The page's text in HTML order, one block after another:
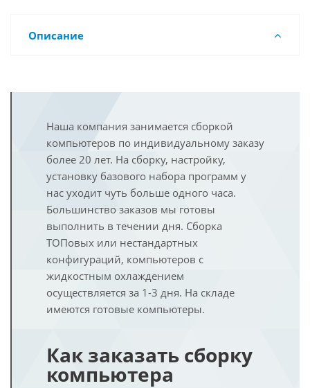
Описание
Наша компания занимается сборкой
компьютеров по индивидуальному заказу
более 20 лет. На сборку, настройку,
установку базового набора программ у
нас уходит чуть больше одного часа.
Большинство заказов мы готовы
выполнить в течении дня. Сборка
ТОПовых или нестандартных
конфигураций, компьютеров с
жидкостным охлаждением
осуществляется за 1-3 дня. На складе
имеются готовые компьютеры.
Как заказать сборку
компьютера